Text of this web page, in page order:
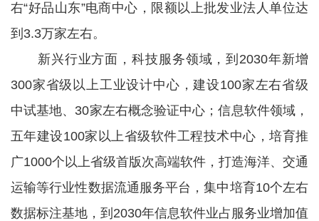
右“好品山东”电商中心，限额以上批发业法人单位达
到3.3万家左右。
新兴行业方面，科技服务领域，到2030年新增
300家省级以上工业设计中心，建设100家左右省级
中试基地、30家左右概念验证中心；信息软件领域，
五年建设100家以上省级软件工程技术中心，培育推
广1000个以上省级首版次高端软件，打造海洋、交通
运输等行业性数据流通服务平台，集中培育10个左右
数据标注基地，到2030年信息软件业占服务业增加值